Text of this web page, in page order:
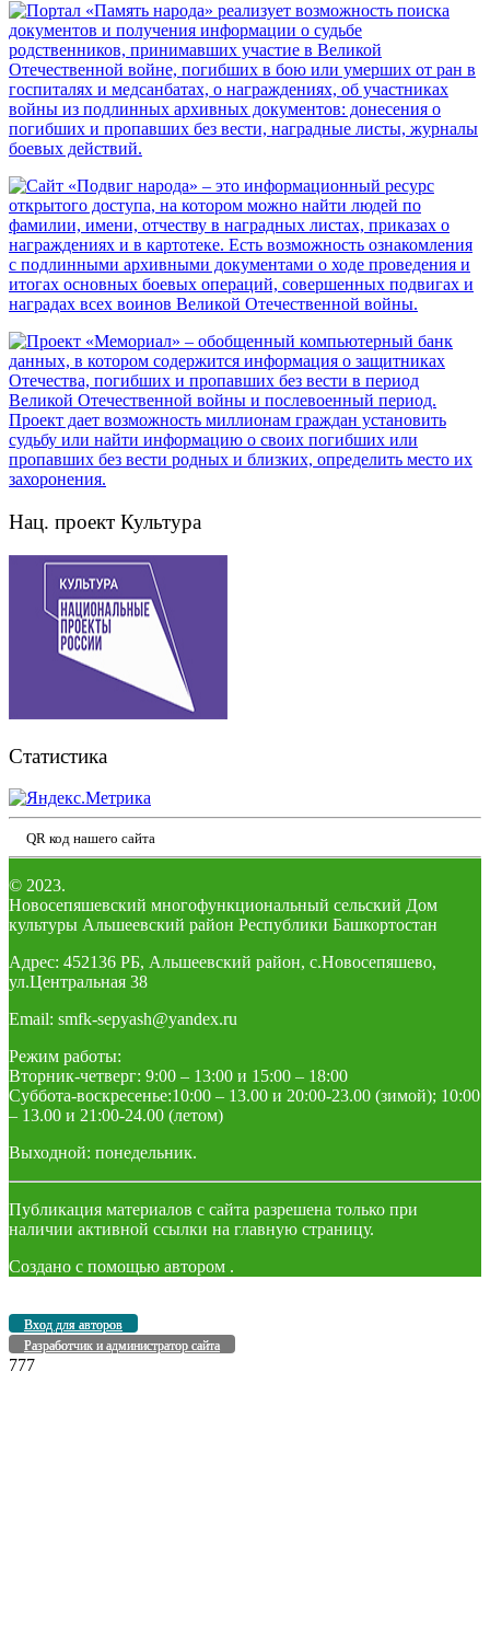
Нац. проект Культура
Статистика
QR код нашего сайта
© 2023.
Новосепяшевский многофункциональный сельский Дом
культуры Альшеевский район Республики Башкортостан
Адрес: 452136 РБ, Альшеевский район, с.Новосепяшево,
ул.Центральная 38
Email: smfk-sepyash@yandex.ru
Режим работы:
Вторник-четверг: 9:00 – 13:00 и 15:00 – 18:00
Суббота-воскресенье:10:00 – 13.00 и 20:00-23.00 (зимой); 10:00
– 13.00 и 21:00-24.00 (летом)
Выходной: понедельник.
Публикация материалов с сайта разрешена только при
наличии активной ссылки на главную страницу.
Создано с помощью автором .
Вход для авторов
Разработчик и администратор сайта
777